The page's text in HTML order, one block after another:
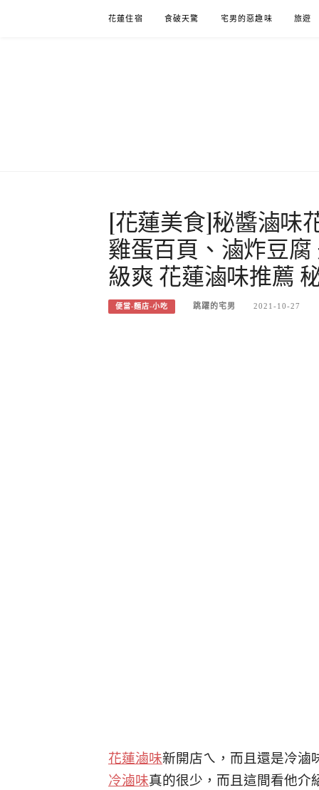
花蓮住宿 食破天驚 宅男的惡趣味 旅遊
[花蓮美食]秘醬滷味
雞蛋百頁、滷炸豆
級爽 花蓮滷味推薦
便當-麵店-小吃 跳躍的宅男 2021-10-27
花蓮滷味新開店ㄟ，而且還是冷滷
冷滷味真的很少，而且這間看他介